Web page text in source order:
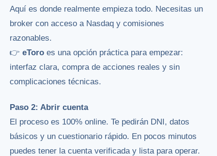
Aquí es donde realmente empieza todo. Necesitas un
broker con acceso a Nasdaq y comisiones
razonables.
👉 eToro es una opción práctica para empezar:
interfaz clara, compra de acciones reales y sin
complicaciones técnicas.
Paso 2: Abrir cuenta
El proceso es 100% online. Te pedirán DNI, datos
básicos y un cuestionario rápido. En pocos minutos
puedes tener la cuenta verificada y lista para operar.